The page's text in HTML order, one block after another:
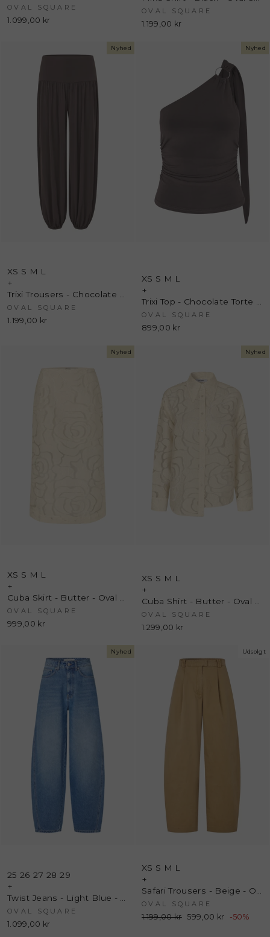
OVAL SQUARE
1.099,00 kr
OVAL SQUARE
1.199,00 kr
Nyhed
XS S M L
+
OVAL SQUARE
1.199,00 kr
Nyhed
XS S M L
+
OVAL SQUARE
899,00 kr
Nyhed
XS S M L
+
OVAL SQUARE
999,00 kr
Nyhed
XS S M L
+
OVAL SQUARE
1.299,00 kr
Nyhed
2526272829
+
OVAL SQUARE
1.099,00 kr
Udsolgt
XS S M L
+
OVAL SQUARE
Normalpris
1.199,00 kr Udsalgspris
599,00 kr -50%